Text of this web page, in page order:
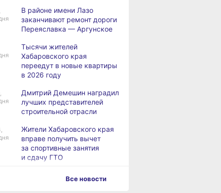
В районе имени Лазо
заканчивают ремонт дороги
Переяславка — Аргунское
Тысячи жителей
Хабаровского края
переедут в новые квартиры
в 2026 году
Дмитрий Демешин наградил
лучших представителей
строительной отрасли
Жители Хабаровского края
вправе получить вычет
за спортивные занятия
и сдачу ГТО
В Хабаровске уровень
Все новости